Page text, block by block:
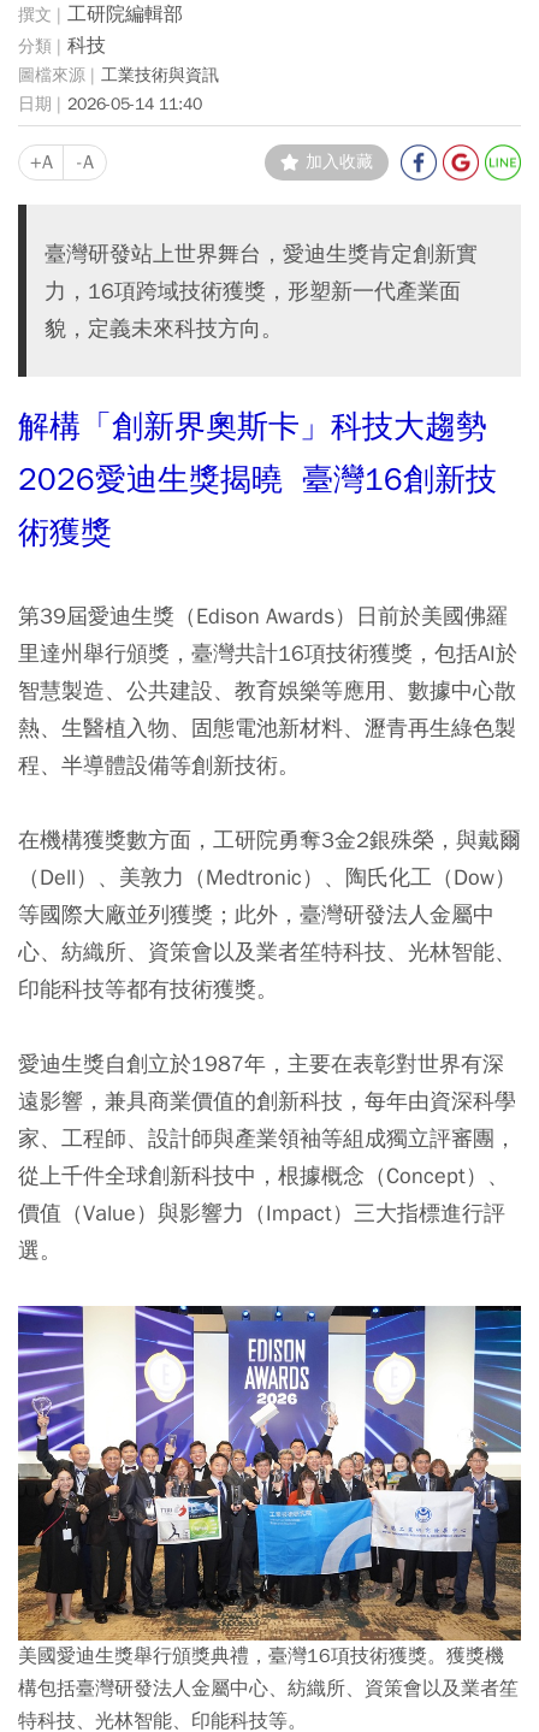
工研院編輯部
科技
工業技術與資訊
2026-05-14 11:40
+A -A 加入收藏
臺灣研發站上世界舞台，愛迪生獎肯定創新實
力，16項跨域技術獲獎，形塑新一代產業面
貌，定義未來科技方向。
解構「創新界奧斯卡」科技大趨勢
2026愛迪生獎揭曉 臺灣16創新技
術獲獎
第39屆愛迪生獎（Edison Awards）日前於美國佛羅
里達州舉行頒獎，臺灣共計16項技術獲獎，包括AI於
智慧製造、公共建設、教育娛樂等應用、數據中心散
熱、生醫植入物、固態電池新材料、瀝青再生綠色製
程、半導體設備等創新技術。
在機構獲獎數方面，工研院勇奪3金2銀殊榮，與戴爾
（Dell）、美敦力（Medtronic）、陶氏化工（Dow）
等國際大廠並列獲獎；此外，臺灣研發法人金屬中
心、紡織所、資策會以及業者笙特科技、光林智能、
印能科技等都有技術獲獎。
愛迪生獎自創立於1987年，主要在表彰對世界有深
遠影響，兼具商業價值的創新科技，每年由資深科學
家、工程師、設計師與產業領袖等組成獨立評審團，
從上千件全球創新科技中，根據概念（Concept）、
價值（Value）與影響力（Impact）三大指標進行評
選。
美國愛迪生獎舉行頒獎典禮，臺灣16項技術獲獎。獲獎機
構包括臺灣研發法人金屬中心、紡織所、資策會以及業者笙
特科技、光林智能、印能科技等。